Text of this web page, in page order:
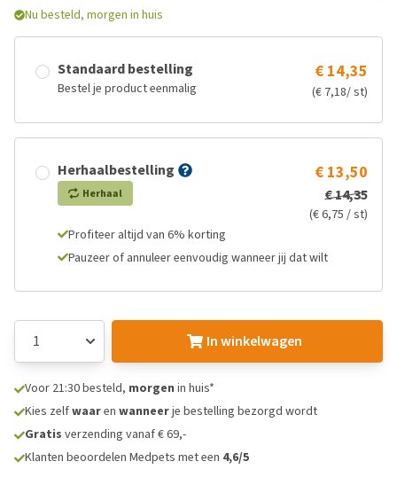
Nu besteld, morgen in huis
Standaard bestelling
Bestel je product eenmalig
€ 14,35
(€ 7,18/ st)
Herhaalbestelling
Herhaal
€ 13,50
€ 14,35
(€ 6,75 / st)
Profiteer altijd van 6% korting
Pauzeer of annuleer eenvoudig wanneer jij dat wilt
In winkelwagen
Voor 21:30 besteld, morgen in huis*
Kies zelfwaaren wanneerje bestelling bezorgd wordt
Gratis verzending vanaf € 69,-
Klanten beoordelen Medpets met een 4,6/5